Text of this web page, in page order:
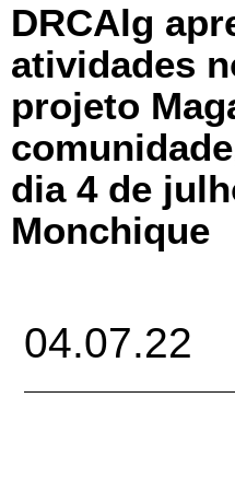
DRCAlg
atividades
projeto
dia 4 de
Monchique
04.07.22